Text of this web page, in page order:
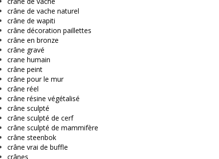
crâne de vache naturel
crâne de wapiti
crâne décoration paillettes
crâne en bronze
crâne gravé
crane humain
crâne peint
crâne pour le mur
crâne réel
crâne résine végétalisé
crâne sculpté
crâne sculpté de cerf
crâne sculpté de mammifère
crâne steenbok
crâne vrai de buffle
crânes